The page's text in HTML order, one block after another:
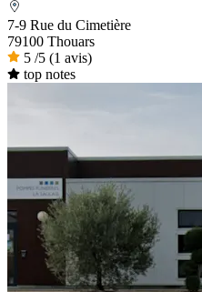
7-9 Rue du Cimetière
79100 Thouars
5 /5 (1 avis)
top notes